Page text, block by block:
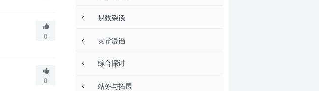
0
0
易数杂谈
灵异漫诌
综合探讨
站务与拓展